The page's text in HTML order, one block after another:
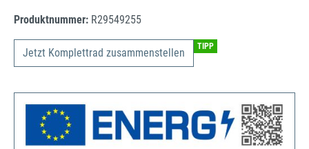
Produktnummer: R29549255
Jetzt Komplettrad zusammenstellen TIPP